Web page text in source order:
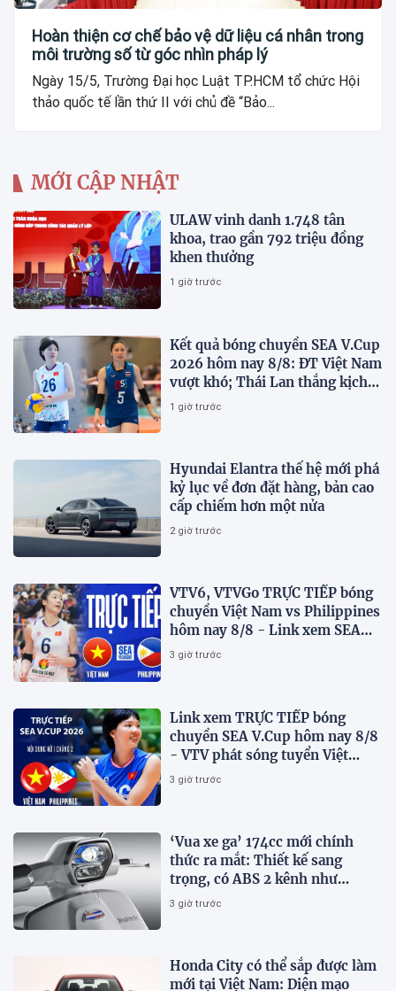
Hoàn thiện cơ chế bảo vệ dữ liệu cá nhân trong
môi trường số từ góc nhìn pháp lý
Ngày 15/5, Trường Đại học Luật TP.HCM tổ chức Hội
thảo quốc tế lần thứ II với chủ đề “Bảo...
MỚI CẬP NHẬT
ULAW vinh danh 1.748 tân
khoa, trao gần 792 triệu đồng
khen thưởng
1 giờ trước
Kết quả bóng chuyền SEA V.Cup
2026 hôm nay 8/8: ĐT Việt Nam
vượt khó; Thái Lan thắng kịch
tính
1 giờ trước
Hyundai Elantra thế hệ mới phá
kỷ lục về đơn đặt hàng, bản cao
cấp chiếm hơn một nửa
2 giờ trước
VTV6, VTVGo TRỰC TIẾP bóng
chuyền Việt Nam vs Philippines
hôm nay 8/8 - Link xem SEA
V.Cup 2026 mới nhất
3 giờ trước
Link xem TRỰC TIẾP bóng
chuyền SEA V.Cup hôm nay 8/8
- VTV phát sóng tuyển Việt
Nam đấu Philippines
3 giờ trước
‘Vua xe ga’ 174cc mới chính
thức ra mắt: Thiết kế sang
trọng, có ABS 2 kênh như
Honda SH, giá hấp dẫn
3 giờ trước
Honda City có thể sắp được làm
mới tại Việt Nam: Diện mạo